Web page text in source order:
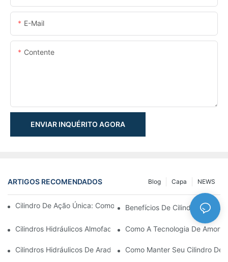
E-Mail
Contente
ENVIAR INQUÉRITO AGORA
ARTIGOS RECOMENDADOS NEWS
Capa
Blog
Cilindro De Ação Única: Como Funciona & Aplicações Comuns
Benefícios De Cilindros De
Cilindros Hidráulicos Almofadados: Reduzindo O Impacto &
Como A Tecnologia De
Cilindros Hidráulicos De Arado De Neve: Principais Recursos
Como Manter Seu Cilindro De